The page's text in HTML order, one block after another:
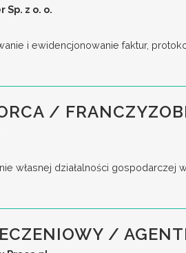
Sp. z o. o.
i ewidencjonowanie faktur,
/
własnej działalności
/